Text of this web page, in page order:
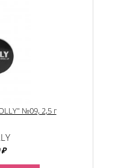
№09, 2,5 г
₽